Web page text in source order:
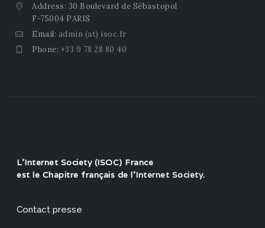
Address: 30 Boulevard de Sébastopol
F-75004 PARIS
Email: admin (at) isoc.fr
Phone: +33 9 78 28 80 40
L'Internet Society (ISOC) France
est le Chapitre français de l'Internet Society.
Contact presse